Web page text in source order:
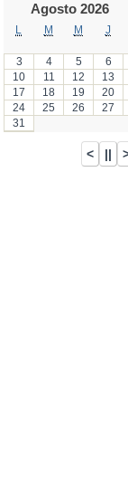
Agosto 2026
M M J
3
4 5 6
10
11 12 13
17
18 19 20
24
25 26 27
31